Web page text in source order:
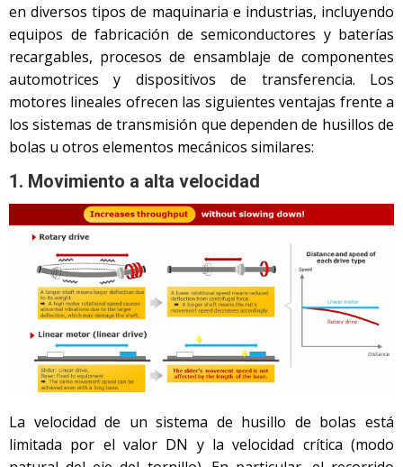
en diversos tipos de maquinaria e industrias, incluyendo
equipos de fabricación de semiconductores y baterías
recargables, procesos de ensamblaje de componentes
automotrices y dispositivos de transferencia. Los
motores lineales ofrecen las siguientes ventajas frente a
los sistemas de transmisión que dependen de husillos de
bolas u otros elementos mecánicos similares:
1. Movimiento a alta velocidad
La velocidad de un sistema de husillo de bolas está
limitada por el valor DN y la velocidad crítica (modo